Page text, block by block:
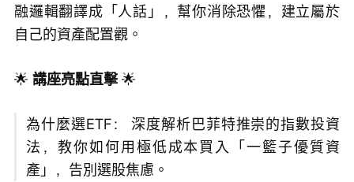
融邏輯翻譯成「人話」，幫你消除恐懼，建立屬於
自己的資產配置觀。
🌟 講座亮點直擊 🌟
為什麼選ETF： 深度解析巴菲特推崇的指數投資
法，教你如何用極低成本買入「一籃子優質資
產」，告別選股焦慮。